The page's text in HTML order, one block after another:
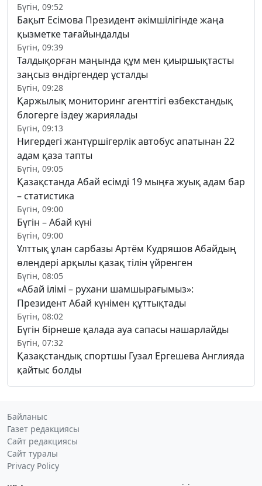
Бүгін, 09:52
Бақыт Есімова Президент әкімшілігінде жаңа
қызметке тағайындалды
Бүгін, 09:39
Талдықорған маңында құм мен қиыршықтасты
заңсыз өндіргендер ұсталды
Бүгін, 09:28
Қаржылық мониторинг агенттігі өзбекстандық
блогерге іздеу жариялады
Бүгін, 09:13
Нигердегі жантүршігерлік автобус апатынан 22
адам қаза тапты
Бүгін, 09:05
Қазақстанда Абай есімді 19 мыңға жуық адам бар
– статистика
Бүгін, 09:00
Бүгін – Абай күні
Бүгін, 09:00
Ұлттық ұлан сарбазы Артём Кудряшов Абайдың
өлеңдері арқылы қазақ тілін үйренген
Бүгін, 08:05
«Абай ілімі – рухани шамшырағымыз»:
Президент Абай күнімен құттықтады
Бүгін, 08:02
Бүгін бірнеше қалада ауа сапасы нашарлайды
Бүгін, 07:32
Қазақстандық спортшы Гузал Ергешева Англияда
қайтыс болды
Байланыс
Газет редакциясы
Сайт редакциясы
Сайт туралы
Privacy Policy